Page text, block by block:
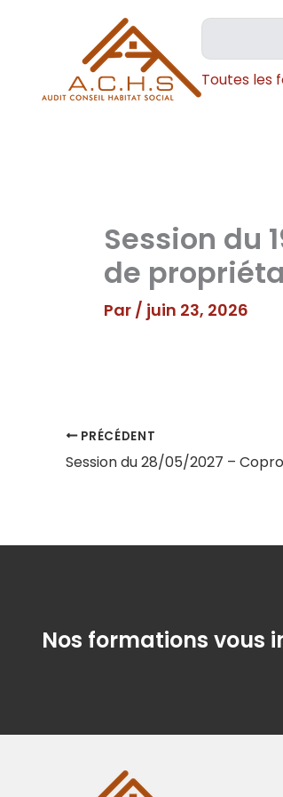
Rechercher
Toutes les
Session du
de
Par / juin 23, 2026
PRÉCÉDENT
Nos formations vous